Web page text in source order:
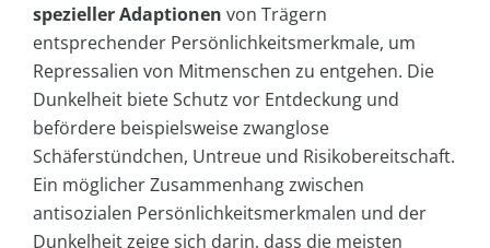
spezieller Adaptionen von Trägern
entsprechender Persönlichkeitsmerkmale, um
Repressalien von Mitmenschen zu entgehen. Die
Dunkelheit biete Schutz vor Entdeckung und
befördere beispielsweise zwanglose
Schäferstündchen, Untreue und Risikobereitschaft.
Ein möglicher Zusammenhang zwischen
antisozialen Persönlichkeitsmerkmalen und der
Dunkelheit zeige sich darin, dass die meisten